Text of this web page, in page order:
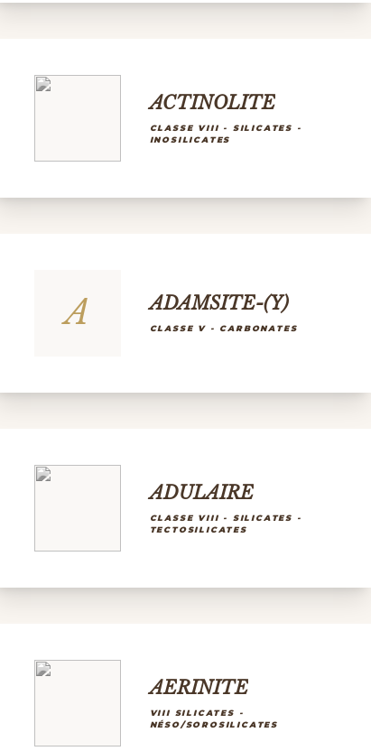
ACTINOLITE
CLASSE VIII - SILICATES -
INOSILICATES
A ADAMSITE-(Y)
CLASSE V - CARBONATES
ADULAIRE
CLASSE VIII - SILICATES -
TECTOSILICATES
AERINITE
VIII SILICATES -
NÉSO/SOROSILICATES